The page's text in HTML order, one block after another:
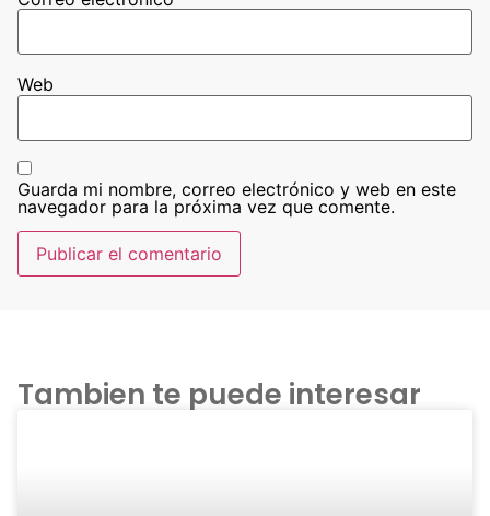
Web
Guarda mi nombre, correo electrónico y web en este
navegador para la próxima vez que comente.
Tambien te puede interesar